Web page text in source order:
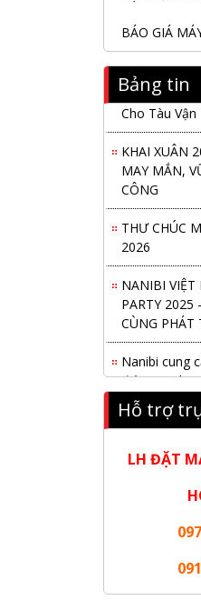
BÁO GIÁ
Bảng tin
Nanibi Cung
Cho Tàu
KHAI XUÂN
MAY MẮN,
CÔNG
THƯ CHÚC
2026
NANIBI VIỆT
PARTY 2025
CÙNG PHÁT
Nanibi cung
điện
Cái Mép LNG
Hội nghị
2025 và
2026 do chi
NANIBI khai
triển bền
Hỗ trợ
LH ĐẶT